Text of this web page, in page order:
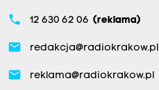
phone 12 630 62 06 (reklama)
email redakcja@radiokrakow.pl
email reklama@radiokrakow.pl